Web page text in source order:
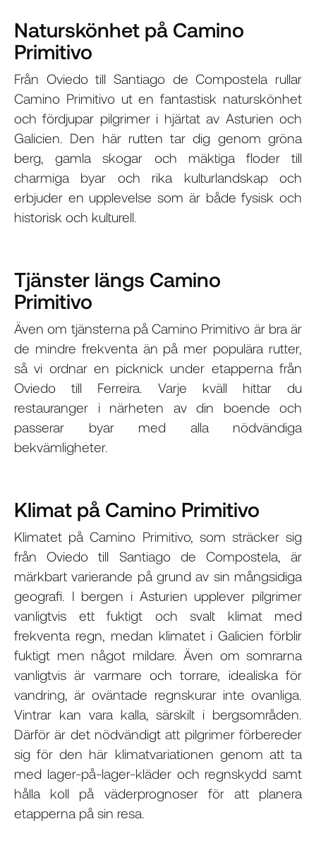
Naturskönhet på Camino
Primitivo
Från Oviedo till Santiago de Compostela rullar
Camino Primitivo ut en fantastisk naturskönhet
och fördjupar pilgrimer i hjärtat av Asturien och
Galicien. Den här rutten tar dig genom gröna
berg, gamla skogar och mäktiga floder till
charmiga byar och rika kulturlandskap och
erbjuder en upplevelse som är både fysisk och
historisk och kulturell.
Tjänster längs Camino
Primitivo
Även om tjänsterna på Camino Primitivo är bra är
de mindre frekventa än på mer populära rutter,
så vi ordnar en picknick under etapperna från
Oviedo till Ferreira. Varje kväll hittar du
restauranger i närheten av din boende och
passerar byar med alla nödvändiga
bekvämligheter.
Klimat på Camino Primitivo
Klimatet på Camino Primitivo, som sträcker sig
från Oviedo till Santiago de Compostela, är
märkbart varierande på grund av sin mångsidiga
geografi. I bergen i Asturien upplever pilgrimer
vanligtvis ett fuktigt och svalt klimat med
frekventa regn, medan klimatet i Galicien förblir
fuktigt men något mildare. Även om somrarna
vanligtvis är varmare och torrare, idealiska för
vandring, är oväntade regnskurar inte ovanliga.
Vintrar kan vara kalla, särskilt i bergsområden.
Därför är det nödvändigt att pilgrimer förbereder
sig för den här klimatvariationen genom att ta
med lager-på-lager-kläder och regnskydd samt
hålla koll på väderprognoser för att planera
etapperna på sin resa.